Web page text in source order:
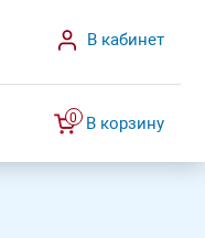
В кабинет
0 В корзину